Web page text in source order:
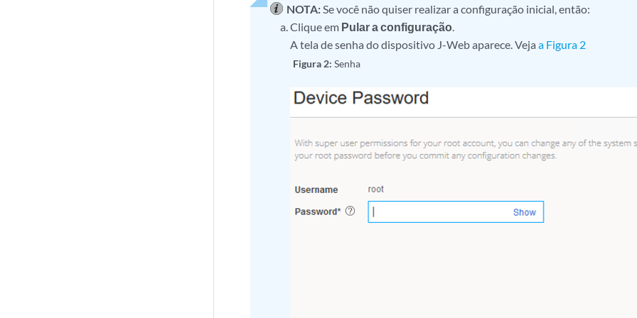
NOTA:Se você não quiser realizar a configuração inicial, então:
Clique em Pular a configuração.
A tela de senha do dispositivo J-Web aparece. Veja a Figura 2
Figura 2: Senha